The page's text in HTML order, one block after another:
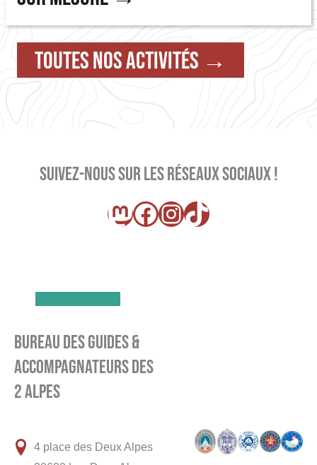
Toutes nos Activités
Suivez-nous sur les réseaux sociaux !
Mastodon
Facebook
Instagram
TikTok
Bureau des guides &
accompagnateurs des
2 Alpes
4 place des Deux Alpes